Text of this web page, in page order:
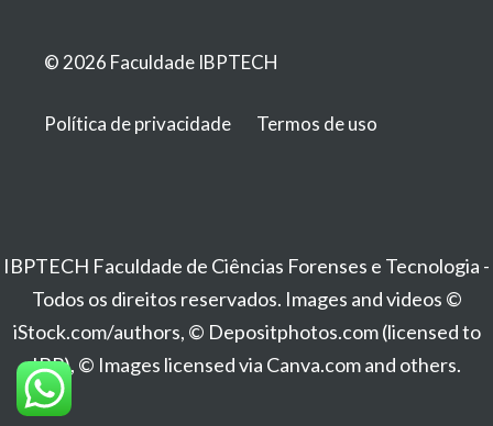
© 2026 Faculdade IBPTECH
Política de privacidade Termos de uso
IBPTECH Faculdade de Ciências Forenses e Tecnologia -
Todos os direitos reservados. Images and videos ©
iStock.com/authors, © Depositphotos.com (licensed to
IBP), © Images licensed via Canva.com and others.